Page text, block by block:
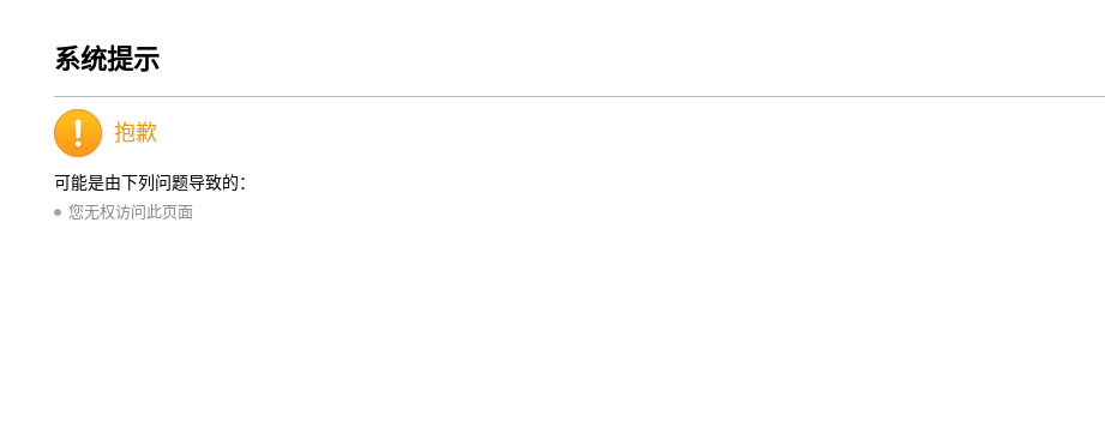
系统提示
抱歉
可能是由下列问题导致的：
您无权访问此页面